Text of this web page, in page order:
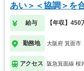
あい＞＜協調＞を
給与 【年収
勤務地 大阪府 箕面市
アクセス 阪急箕面線 桜